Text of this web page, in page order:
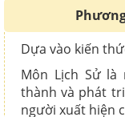
Dựa vào kiến
Môn Lịch Sử
thành và phát
người xuất hiện